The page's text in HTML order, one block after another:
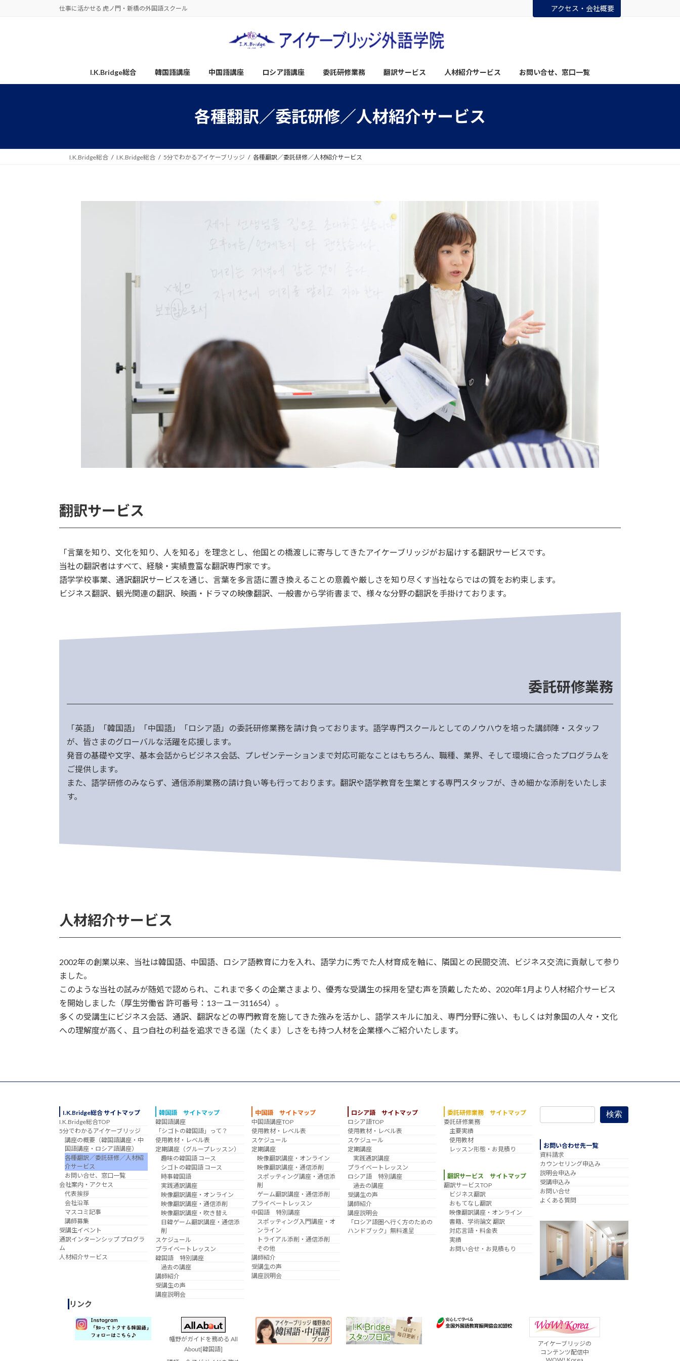
仕事に活かせる 虎ノ門・新橋の外国語スクール アクセス・会社概要
I.K.Bridge総合 韓国語講座 中国語講座 ロシア語講座 委託研修業務 翻訳サービス 人材紹介サービス お問い合せ、窓口一覧
各種翻訳／委託研修／人材紹介サービス
I.K.Bridge総合 I.K.Bridge総合 5分でわかるアイケーブリッジ 各種翻訳／委託研修／人材紹介サービス
翻訳サービス
「言葉を知り、文化を知り、人を知る」を理念とし、他国との橋渡しに寄与してきたアイケーブリッジがお届けする翻訳サービスです。
当社の翻訳者はすべて、経験・実績豊富な翻訳専門家です。
語学学校事業、通訳翻訳サービスを通じ、言葉を多言語に置き換えることの意義や厳しさを知り尽くす当社ならではの質をお約束します。
ビジネス翻訳、観光関連の翻訳、映画・ドラマの映像翻訳、一般書から学術書まで、様々な分野の翻訳を手掛けております。
委託研修業務
「英語」「韓国語」「中国語」「ロシア語」の委託研修業務を請け負っております。語学専門スクールとしてのノウハウを培った講師陣・スタッフ
が、皆さまのグローバルな活躍を応援します。
発音の基礎や文字、基本会話からビジネス会話、プレゼンテーションまで対応可能なことはもちろん、職種、業界、そして環境に合ったプログラムを
ご提供します。
また、語学研修のみならず、通信添削業務の請け負い等も行っております。翻訳や語学教育を生業とする専門スタッフが、きめ細かな添削をいたしま
す。
人材紹介サービス
2002年の創業以来、当社は韓国語、中国語、ロシア語教育に力を入れ、語学力に秀でた人材育成を軸に、隣国との民間交流、ビジネス交流に貢献して参り
ました。
このような当社の試みが随処で認められ、これまで多くの企業さまより、優秀な受講生の採用を望む声を頂戴したため、2020年1月より人材紹介サービス
を開始しました（厚生労働省 許可番号：13－ユ－311654）。
多くの受講生にビジネス会話、通訳、翻訳などの専門教育を施してきた強みを活かし、語学スキルに加え、専門分野に強い、もしくは対象国の人々・文化
への理解度が高く、且つ自社の利益を追求できる逞（たくま）しさをも持つ人材を企業様へご紹介いたします。
I.K.Bridge総合 サイトマップ
I.K.Bridge総合TOP
5分でわかるアイケーブリッジ
講座の概要（韓国語講座・中
国語講座・ロシア語講座）
各種翻訳／委託研修／人材紹
介サービス
お問い合せ、窓口一覧
会社案内・アクセス
代表挨拶
会社沿革
マスコミ記事
講師募集
受講生イベント
通訳インターンシップ プログラ
ム
人材紹介サービス
韓国語 サイトマップ
韓国語講座
「シゴトの韓国語」って？
使用教材・レベル表
定期講座（グループレッスン）
趣味の韓国語 コース
シゴトの韓国語 コース
時事韓国語
実践通訳講座
映像翻訳講座・オンライン
映像翻訳講座・通信添削
映像翻訳講座・吹き替え
日韓ゲーム翻訳講座・通信添
削
スケジュール
プライベートレッスン
韓国語 特別講座
過去の講座
講師紹介
受講生の声
講座説明会
中国語 サイトマップ
中国語講座TOP
使用教材・レベル表
スケジュール
定期講座
映像翻訳講座・オンライン
映像翻訳講座・通信添削
スポッティング講座・通信添
削
ゲーム翻訳講座・通信添削
プライベートレッスン
中国語 特別講座
スポッティング入門講座・オ
ンライン
トライアル添削・通信添削
その他
講師紹介
受講生の声
講座説明会
ロシア語 サイトマップ
ロシア語TOP
使用教材・レベル表
スケジュール
定期講座
実践通訳講座
プライベートレッスン
ロシア語 特別講座
過去の講座
受講生の声
講師紹介
講座説明会
「ロシア語圏へ行く方のための
ハンドブック」無料進呈
委託研修業務 サイトマップ
委託研修業務
主要実績
使用教材
レッスン形態・お見積り
翻訳サービス サイトマップ
翻訳サービスTOP
ビジネス翻訳
おもてなし翻訳
映像翻訳講座・オンライン
書籍、学術論文 翻訳
対応言語・料金表
実績
お問い合せ・お見積もり
検索
お問い合わせ先一覧
資料請求
カウンセリング申込み
説明会申込み
受講申込み
お問い合せ
よくある質問
リンク
幡野がガイドを務める All
About[韓国語]
アイケーブリッジの
コンテンツ配信中